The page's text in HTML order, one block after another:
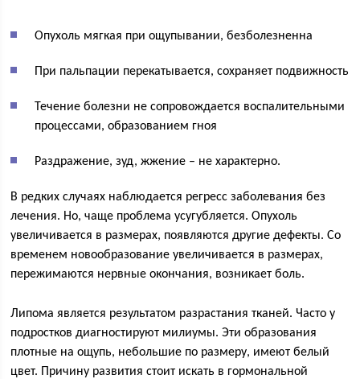
Опухоль мягкая при ощупывании, безболезненна
При пальпации перекатывается, сохраняет подвижность
Течение болезни не сопровождается воспалительными
процессами, образованием гноя
Раздражение, зуд, жжение – не характерно.
В редких случаях наблюдается регресс заболевания без
лечения. Но, чаще проблема усугубляется. Опухоль
увеличивается в размерах, появляются другие дефекты. Со
временем новообразование увеличивается в размерах,
пережимаются нервные окончания, возникает боль.
Липома является результатом разрастания тканей. Часто у
подростков диагностируют милиумы. Эти образования
плотные на ощупь, небольшие по размеру, имеют белый
цвет. Причину развития стоит искать в гормональной